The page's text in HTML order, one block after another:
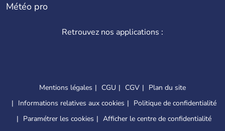
Météo pro
Retrouvez nos applications :
Mentions légales CGU CGV
Plan du site
Informations relatives aux cookies
Politique de confidentialité
Paramétrer les cookies
Afficher le centre de confidentialité